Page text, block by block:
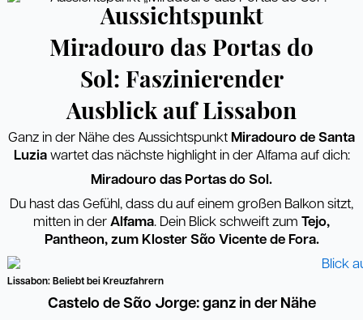
Aussichtspunkt
Miradouro das Portas do
Sol: Faszinierender
Ausblick auf Lissabon
Ganz in der Nähe des Aussichtspunkt Miradouro de Santa
Luziawartet das nächste highlight in der Alfama auf dich:
Miradouro das Portas do Sol.
Du hast das Gefühl, dass du auf einem großen Balkon sitzt,
mitten in der Alfama. Dein Blick schweift zum Tejo,
Pantheon, zum Kloster Sᾶo Vicente de Fora.
Lissabon: Beliebt bei Kreuzfahrern
Castelo de Sᾶo Jorge: ganz in der Nähe